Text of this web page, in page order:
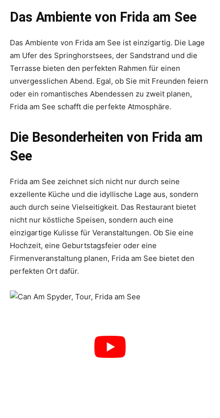
Das Ambiente von Frida am See
Das Ambiente von Frida am See ist einzigartig. Die Lage
am Ufer des Springhorstsees, der Sandstrand und die
Terrasse bieten den perfekten Rahmen für einen
unvergesslichen Abend. Egal, ob Sie mit Freunden feiern
oder ein romantisches Abendessen zu zweit planen,
Frida am See schafft die perfekte Atmosphäre.
Die Besonderheiten von Frida am
See
Frida am See zeichnet sich nicht nur durch seine
exzellente Küche und die idyllische Lage aus, sondern
auch durch seine Vielseitigkeit. Das Restaurant bietet
nicht nur köstliche Speisen, sondern auch eine
einzigartige Kulisse für Veranstaltungen. Ob Sie eine
Hochzeit, eine Geburtstagsfeier oder eine
Firmenveranstaltung planen, Frida am See bietet den
perfekten Ort dafür.